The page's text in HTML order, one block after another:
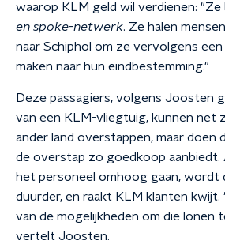
waarop KLM geld wil verdienen: "Ze
en spoke-netwerk. Ze halen
naar Schiphol om ze vervolgens
maken naar hun eindbestemming."
Deze passagiers, volgens Joosten
van een KLM-vliegtuig, kunnen net
ander land overstappen, maar doen
de overstap zo goedkoop aanbiedt.
het personeel omhoog gaan, wordt
duurder, en raakt KLM klanten
van de mogelijkheden om die lonen
vertelt Joosten.